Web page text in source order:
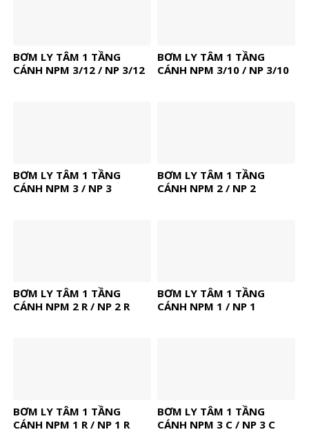
BƠM LY TÂM 1 TẦNG
CÁNH NPM 3/12 / NP 3/12
BƠM LY TÂM 1 TẦNG
CÁNH NPM 3/10 / NP 3/10
BƠM LY TÂM 1 TẦNG
CÁNH NPM 3 / NP 3
BƠM LY TÂM 1 TẦNG
CÁNH NPM 2 / NP 2
BƠM LY TÂM 1 TẦNG
CÁNH NPM 2 R / NP 2 R
BƠM LY TÂM 1 TẦNG
CÁNH NPM 1 / NP 1
BƠM LY TÂM 1 TẦNG
CÁNH NPM 1 R / NP 1 R
BƠM LY TÂM 1 TẦNG
CÁNH NPM 3 C / NP 3 C